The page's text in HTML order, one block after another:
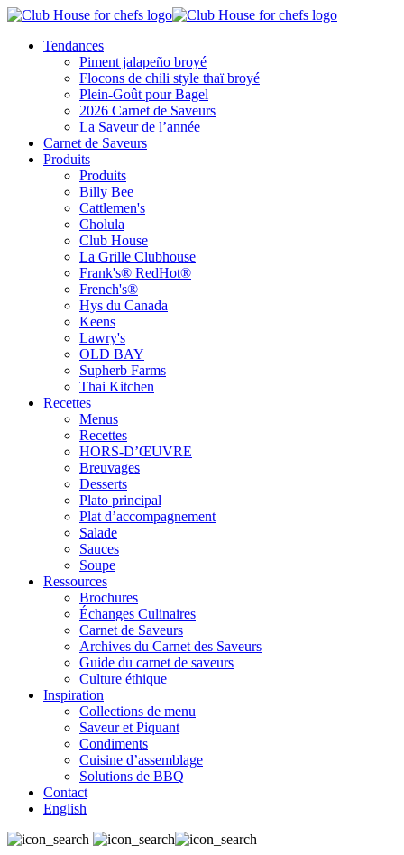
Tendances
Piment jalapeño broyé
Flocons de chili style thaï broyé
Plein-Goût pour Bagel
2026 Carnet de Saveurs
La Saveur de l’année
Carnet de Saveurs
Produits
Produits
Billy Bee
Cattlemen's
Cholula
Club House
La Grille Clubhouse
Frank's® RedHot®
French's®
Hys du Canada
Keens
Lawry's
OLD BAY
Supherb Farms
Thai Kitchen
Recettes
Menus
Recettes
HORS-D’ŒUVRE
Breuvages
Desserts
Plato principal
Plat d’accompagnement
Salade
Sauces
Soupe
Ressources
Brochures
Échanges Culinaires
Carnet de Saveurs
Archives du Carnet des Saveurs
Guide du carnet de saveurs
Culture éthique
Inspiration
Collections de menu
Saveur et Piquant
Condiments
Cuisine d’assemblage
Solutions de BBQ
Contact
English